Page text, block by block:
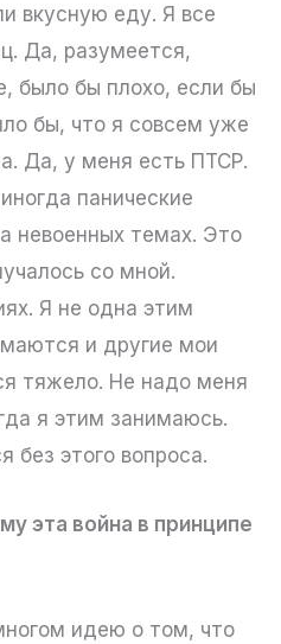
вкусную еду. Я все
Да, разумеется,
было бы плохо, если бы
бы, что я совсем уже
Да, у меня есть ПТСР.
панические
невоенных темах. Это
со мной.
Я не одна этим
и другие мои
тяжело. Не надо меня
я этим занимаюсь.
этого вопроса.
эта война в принципе
идею о том, что